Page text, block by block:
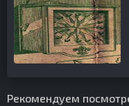
Рекомендуем